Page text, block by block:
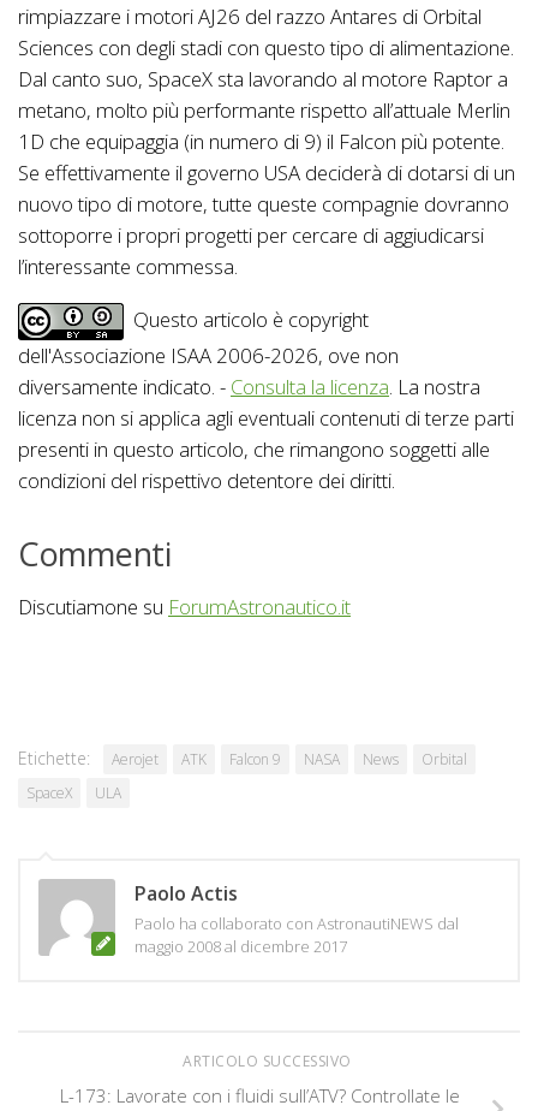
rimpiazzare i motori AJ26 del razzo Antares di Orbital
Sciences con degli stadi con questo tipo di alimentazione.
Dal canto suo, SpaceX sta lavorando al motore Raptor a
metano, molto più performante rispetto all’attuale Merlin
1D che equipaggia (in numero di 9) il Falcon più potente.
Se effettivamente il governo USA deciderà di dotarsi di un
nuovo tipo di motore, tutte queste compagnie dovranno
sottoporre i propri progetti per cercare di aggiudicarsi
l’interessante commessa.
Questo articolo è copyright
dell'Associazione ISAA 2006-2026, ove non
diversamente indicato. - Consulta la licenza. La nostra
licenza non si applica agli eventuali contenuti di terze parti
presenti in questo articolo, che rimangono soggetti alle
condizioni del rispettivo detentore dei diritti.
Commenti
Discutiamone su ForumAstronautico.it
Etichette: Aerojet ATK Falcon 9 NASA News
Orbital
SpaceX
ULA
Paolo Actis
Paolo ha collaborato con AstronautiNEWS dal
maggio 2008 al dicembre 2017
ARTICOLO SUCCESSIVO
L-173: Lavorate con i fluidi sull’ATV? Controllate le